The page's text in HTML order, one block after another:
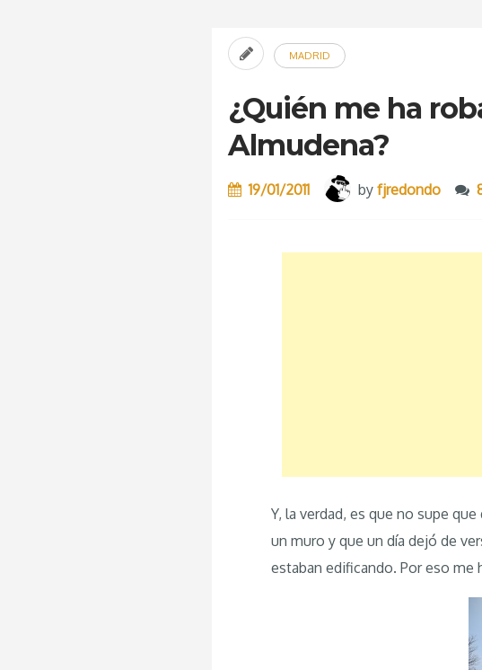
MADRID
¿Quién me ha
Almudena?
19/01/2011 by fjredondo
Y, la verdad, es que no supe
un muro y que un día dejó de
estaban edificando. Por eso me